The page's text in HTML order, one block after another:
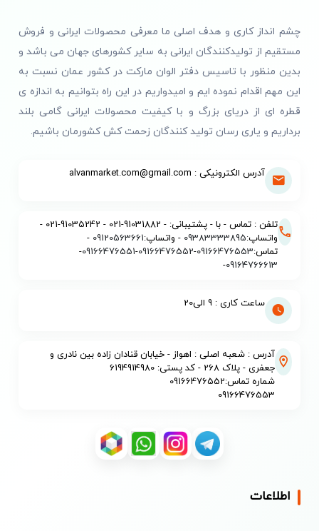
چشم انداز کاری و هدف اصلی ما معرفی محصولات ایرانی و فروش
مستقیم از تولیدکنندگان ایرانی به سایر کشورهای جهان می باشد و
بدین منظور با تاسیس دفتر الوان مارکت در کشور عمان نسبت به
این مهم اقدام نموده ایم و امیدواریم در این راه بتوانیم به اندازه ی
قطره ای از دریای بزرگ و با کیفیت محصولات ایرانی گامی بلند
برداریم و یاری رسان تولید کنندگان زحمت کش کشورمان باشیم.
آدرس الکترونیکی : alvanmarket.com@gmail.com
تلفن : تماس - با - پشتیبانی: - 91031882-021 - 91035242-021 -
واتساپ:09383333895 - واتساپ:09120563661
-
تماس:09166476553
-
09166476552
-
09166476551
-
09164766613
-
ساعت کاری : 9 الی20
آدرس : شعبه اصلی : اهواز - خیابان قنادان زاده بین نادری و
جعفری - پلاک 268 - کد پستی: 6194914980
شماره تماس:09166476552
09166476553
اطلاعات